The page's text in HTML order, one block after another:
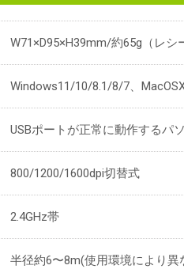
W71×D95×H39mm/約65g（レシ
Windows11/10/8.1/8/7、
USBポートが正常に動作するパ
800/1200/1600dpi切替式
2.4GHz帯
半径約6〜8m(使用環境により異